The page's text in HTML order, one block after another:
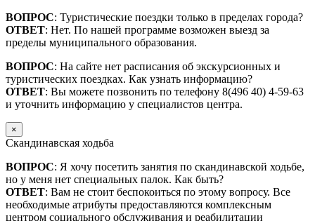
ВОПРОС: Туристические поездки только в пределах города?
ОТВЕТ: Нет. По нашей программе возможен выезд за
пределы муниципального образования.
ВОПРОС: На сайте нет расписания об экскурсионных и
туристических поездках. Как узнать информацию?
ОТВЕТ: Вы можете позвонить по телефону 8(496 40) 4-59-63
и уточнить информацию у специалистов центра.
×
Скандинавская ходьба
ВОПРОС: Я хочу посетить занятия по скандинавской ходьбе,
но у меня нет специальных палок. Как быть?
ОТВЕТ: Вам не стоит беспокоиться по этому вопросу. Все
необходимые атрибуты предоставляются комплексным
центром социального обслуживания и реабилитации